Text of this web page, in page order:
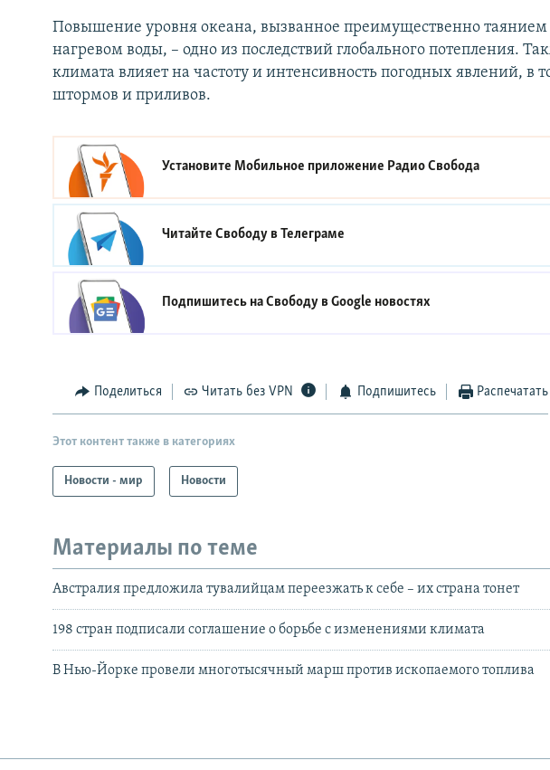
Повышение уровня океана, вызванное преимущественно таянием
нагревом воды, – одно из последствий глобального потепления.
климата влияет на частоту и интенсивность погодных явлений, в
штормов и приливов.
Установите Мобильное приложение Радио Свобода
Читайте Свободу вТелеграме
Подпишитесь на Свободу вGoogle новостях
Поделиться Читать без VPN Подпишитесь Распечатать
Этот контент также в категориях
Новости - мир Новости
Материалы по теме
Австралия предложила тувалийцам переезжать к себе – их страна тонет
198 стран подписали соглашение о борьбе с изменениями климата
В Нью-Йорке провели многотысячный марш против ископаемого топлива